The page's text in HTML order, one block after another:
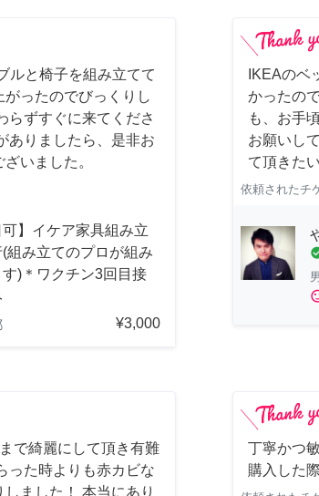
ルと椅子を組み立てて
ったのでびっくりし
らずすぐに来てくださ
ありましたら、是非お
いました。
】イケア家具組み立
組み立てのプロが組み
)＊ワクチン3回目接
¥3,000
IKEAのベ
かったの
も、お手
お願いし
て頂きた
依頼されたチ
で綺麗にして頂き有難
った時よりも赤カビな
ました！ 本当にあり
丁寧かつ
購入した